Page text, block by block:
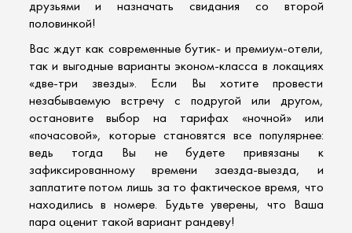
друзьями и назначать свидания со второй
половинкой!
Вас ждут как современные бутик- и премиум-отели,
так и выгодные варианты эконом-класса в локациях
«две-три звезды». Если Вы хотите провести
незабываемую встречу с подругой или другом,
остановите выбор на тарифах «ночной» или
«почасовой», которые становятся все популярнее:
ведь тогда Вы не будете привязаны к
зафиксированному времени заезда-выезда, и
заплатите потом лишь за то фактическое время, что
находились в номере. Будьте уверены, что Ваша
пара оценит такой вариант рандеву!